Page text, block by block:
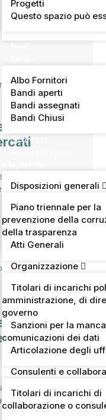
Progetti
Questo spazio può
Albo Fornitori
Bandi aperti
Bandi assegnati
Bandi Chiusi
Sicurezza
Disposizioni generali
Piano triennale per la
prevenzione della
della trasparenza
Atti Generali
Organizzazione
Titolari di incarichi
amministrazione, di
governo
Sanzioni per la
comunicazioni dei dati
Articolazione degli
Consulenti e
Titolari di incarichi di
collaborazione o
il
del mercato
– secondo…
ANT e
uniti
“Agrumi
ANT…